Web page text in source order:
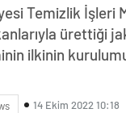
Temizlik İşleri
ürettiği
ilkinin
14 Ekim 2022 10:18